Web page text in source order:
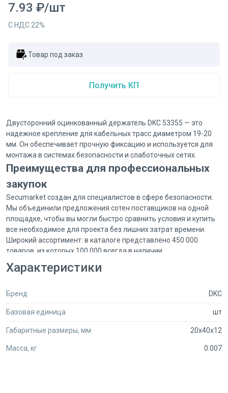
7.93 ₽/шт
С НДС 22%
Товар под заказ
Получить КП
Двусторонний оцинкованный держатель DKC 53355 — это
надежное крепление для кабельных трасс диаметром 19-20
мм. Он обеспечивает прочную фиксацию и используется для
монтажа в системах безопасности и слаботочных сетях.
Преимущества для профессиональных
закупок
Secumarket создан для специалистов в сфере безопасности.
Мы объединили предложения сотен поставщиков на одной
площадке, чтобы вы могли быстро сравнить условия и купить
все необходимое для проекта без лишних затрат времени.
Широкий ассортимент: в каталоге представлено 450 000
товаров, из которых 100 000 всегда в наличии.
Оптовые цены для юридических лиц становятся доступны
после регистрации.
проект с менеджером в чате, и мы свяжемся с продавцом для
Бесплатная доставка действует по Москве, для регионов
предусмотрены выгодные тарифы.
Упаковка 100 штук оптимизирована для оптовых заказов и
комплектации объектов. Для оформления заказа или
Характеристики
Бренд DKC
Базовая единица шт
Габаритные размеры, мм 20x40x12
Масса, кг 0.007